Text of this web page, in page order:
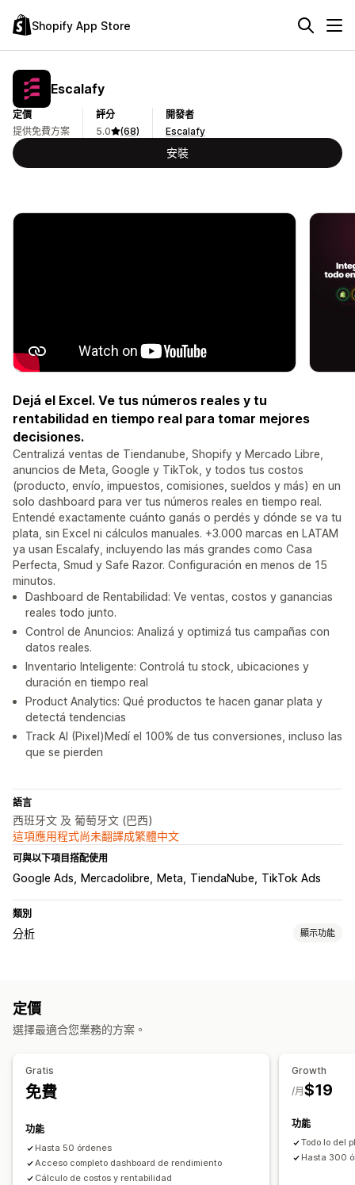
Shopify App Store
Escalafy
定價
提供免費方案
評分
5.0
(68)
開發者
Escalafy
安裝
Dejá el Excel. Ve tus números reales y tu
rentabilidad en tiempo real para tomar mejores
decisiones.
Centralizá ventas de Tiendanube, Shopify y Mercado Libre,
anuncios de Meta, Google y TikTok, y todos tus costos
(producto, envío, impuestos, comisiones, sueldos y más) en un
solo dashboard para ver tus números reales en tiempo real.
Entendé exactamente cuánto ganás o perdés y dónde se va tu
plata, sin Excel ni cálculos manuales. +3.000 marcas en LATAM
ya usan Escalafy, incluyendo las más grandes como Casa
Perfecta, Smud y Safe Razor. Configuración en menos de 15
minutos.
Dashboard de Rentabilidad: Ve ventas, costos y ganancias
reales todo junto.
Control de Anuncios: Analizá y optimizá tus campañas con
datos reales.
Inventario Inteligente: Controlá tu stock, ubicaciones y
duración en tiempo real
Product Analytics: Qué productos te hacen ganar plata y
detectá tendencias
Track AI (Pixel)Medí el 100% de tus conversiones, incluso las
que se pierden
語言
西班牙文 及 葡萄牙文 (巴西)
這項應用程式尚未翻譯成繁體中文
可與以下項目搭配使用
Google Ads Mercadolibre Meta TiendaNube TikTok Ads
類別
分析 顯示功能
分群
客群分析
行銷歸因
購買追蹤
漏斗分析
像素追蹤
視覺化內容和報告
分析控制面板 自訂控制面板 多家商店報告
定價
選擇最適合您業務的方案。
Gratis
免費
功能
Hasta 50 órdenes
Acceso completo dashboard de rendimiento
Cálculo de costos y rentabilidad
Growth
$19
/月
功能
Todo lo del
Hasta 300